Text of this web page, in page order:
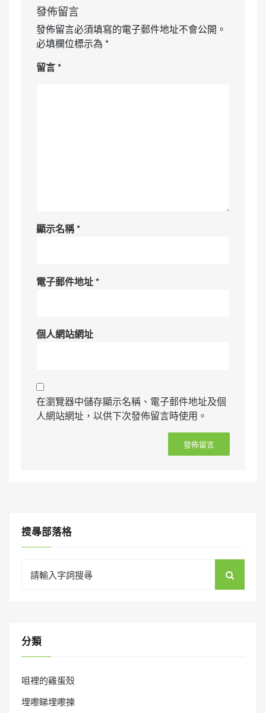
發佈留言
發佈留言必須填寫的電子郵件地址不會公開。
必填欄位標示為 *
留言*
顯示名稱*
電子郵件地址*
個人網站網址
在瀏覽器中儲存顯示名稱、電子郵件地址及個
人網站網址，以供下次發佈留言時使用。
搜㝷部落格
for:
分類
咀裡的雞蛋殼
埋嚟睇埋嚟揀